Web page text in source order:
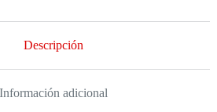
Descripción
Información adicional